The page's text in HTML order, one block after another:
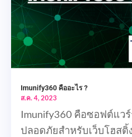
Imunify360 คืออะไร ?
ส.ค. 4, 2023
Imunify360 คือซอฟต์แว
ปลอดภัยสำหรับเว็บโฮสติ้